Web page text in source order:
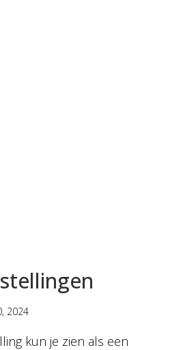
2024
kun je zien als een